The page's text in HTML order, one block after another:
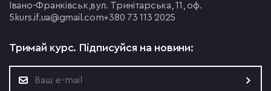
Івано-Франківськ,вул. Тринітарська, 11, оф.
5 kurs.if.ua@gmail.com+380 73 113 2025
Тримай курс. Підписуйся на новини: